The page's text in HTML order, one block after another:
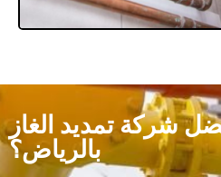
شركة تمديد الغاز
بالرياض؟